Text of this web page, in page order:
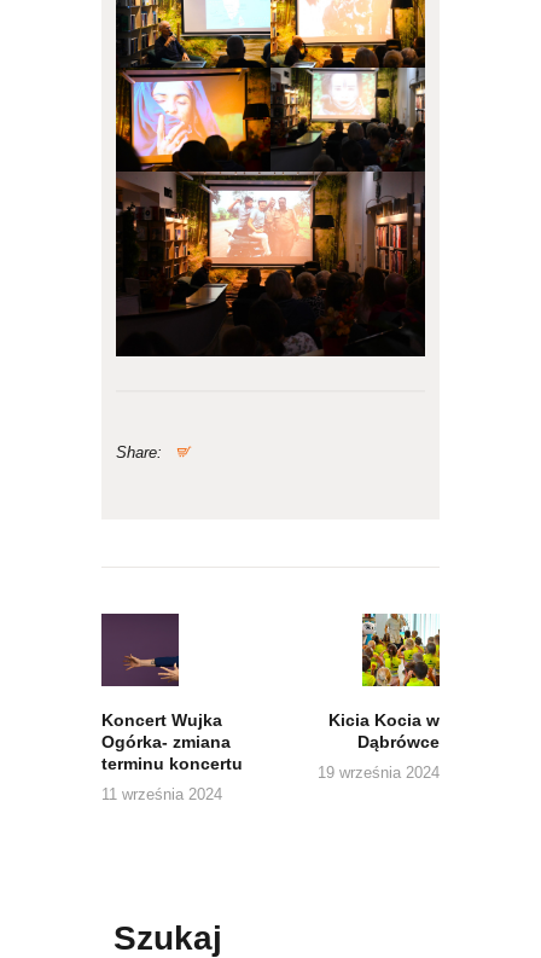
Share:
wpisu
Koncert Wujka
Ogórka- zmiana
terminu koncertu
11 września 2024
Kicia Kocia w
Dąbrówce
19 września 2024
Szukaj